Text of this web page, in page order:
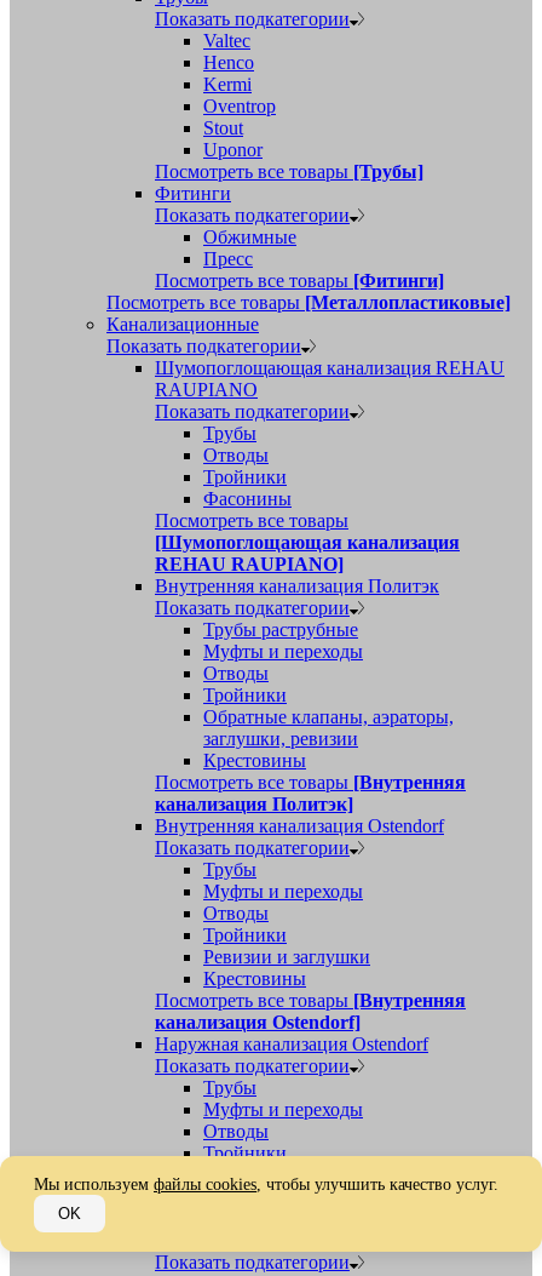
Показать подкатегории
Valtec
Henco
Kermi
Oventrop
Stout
Uponor
Посмотреть все товары [Трубы]
Фитинги
Показать подкатегории
Обжимные
Пресс
Посмотреть все товары [Фитинги]
Посмотреть все товары [Металлопластиковые]
Канализационные
Показать подкатегории
Шумопоглощающая канализация REHAU
RAUPIANO
Показать подкатегории
Трубы
Отводы
Тройники
Фасонины
Посмотреть все товары
[Шумопоглощающая канализация
REHAU RAUPIANO]
Внутренняя канализация Политэк
Показать подкатегории
Трубы раструбные
Муфты и переходы
Отводы
Тройники
Обратные клапаны, аэраторы,
заглушки, ревизии
Крестовины
Посмотреть все товары [Внутренняя
канализация Политэк]
Внутренняя канализация Ostendorf
Показать подкатегории
Трубы
Муфты и переходы
Отводы
Тройники
Ревизии и заглушки
Крестовины
Посмотреть все товары [Внутренняя
канализация Ostendorf]
Наружная канализация Ostendorf
Показать подкатегории
Трубы
Муфты и переходы
Отводы
Тройники
Ревизии, заглушки, обратные клапаны
Посмотреть все товары[Наружная
Показать подкатегории
Мы используем файлы cookies, чтобы улучшить качество услуг.
OK